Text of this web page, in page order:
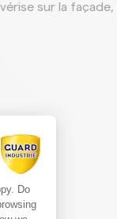
sur la façade,
Do